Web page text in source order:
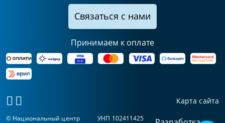
Связаться с нами
Принимаем к оплате
Карта сайта
© Национальный центр
УНП 102411425